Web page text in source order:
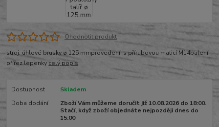
Ohodnotit produkt
stroj: úhlové brusky ø 125 mmprovedení: s přírubovou maticí M14balení:
přířez lepenky celý popis
Dostupnost
Skladem
Doba dodání
Zboží Vám můžeme doručit již 10.08.2026 do 18:00.
Stačí, když zboží objednáte nejpozději dnes do
15:00